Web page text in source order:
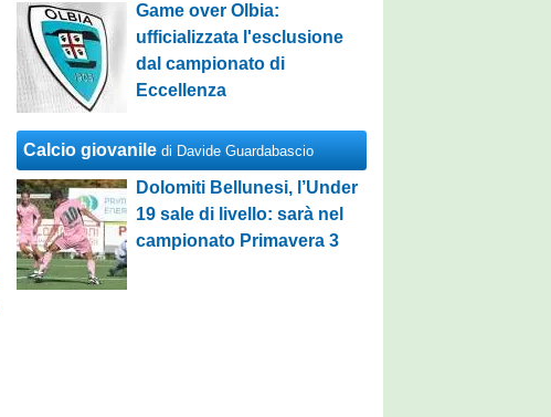
Game over Olbia:
ufficializzata l'esclusione
dal campionato di
Eccellenza
Calcio giovanile di Davide Guardabascio
Dolomiti Bellunesi, l’Under
19 sale di livello: sarà nel
campionato Primavera 3